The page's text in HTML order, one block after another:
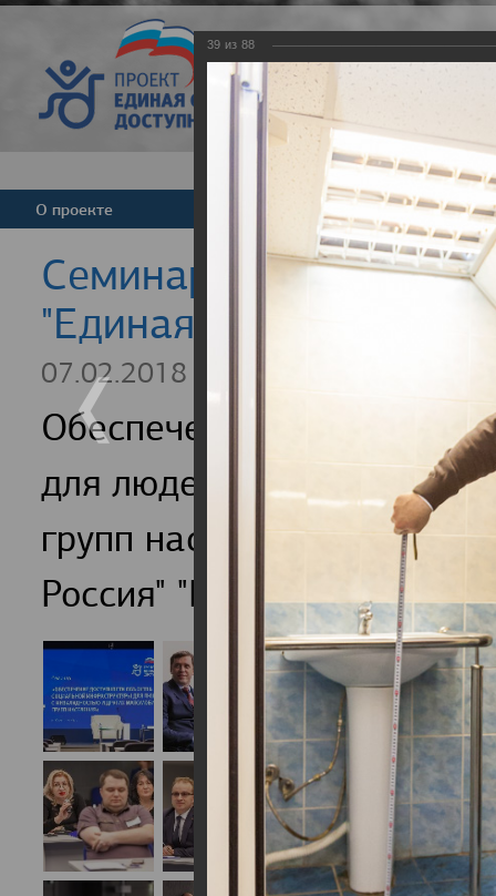
Версия для
О проекте Новости
Cеминар для
"Единая страна -
07.02.2018
Обеспечение
для людей с
групп населения
Россия" "Единая страна-
39 из 88